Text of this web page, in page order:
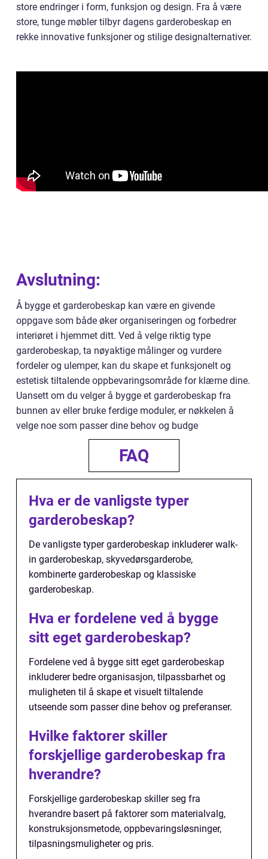
store endringer i form, funksjon og design. Fra å være
store, tunge møbler tilbyr dagens garderobeskap en
rekke innovative funksjoner og stilige designalternativer.
Avslutning:
Å bygge et garderobeskap kan være en givende
oppgave som både øker organiseringen og forbedrer
interiøret i hjemmet ditt. Ved å velge riktig type
garderobeskap, ta nøyaktige målinger og vurdere
fordeler og ulemper, kan du skape et funksjonelt og
estetisk tiltalende oppbevaringsområde for klærne dine.
Uansett om du velger å bygge et garderobeskap fra
bunnen av eller bruke ferdige moduler, er nøkkelen å
velge noe som passer dine behov og budge
FAQ
Hva er de vanligste typer
garderobeskap?
De vanligste typer garderobeskap inkluderer walk-
in garderobeskap, skyvedørsgarderobe,
kombinerte garderobeskap og klassiske
garderobeskap.
Hva er fordelene ved å bygge
sitt eget garderobeskap?
Fordelene ved å bygge sitt eget garderobeskap
inkluderer bedre organisasjon, tilpassbarhet og
muligheten til å skape et visuelt tiltalende
utseende som passer dine behov og preferanser.
Hvilke faktorer skiller
forskjellige garderobeskap fra
hverandre?
Forskjellige garderobeskap skiller seg fra
hverandre basert på faktorer som materialvalg,
konstruksjonsmetode, oppbevaringsløsninger,
tilpasningsmuligheter og pris.